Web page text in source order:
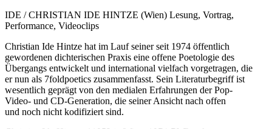
IDE / CHRISTIAN IDE HINTZE (Wien) Lesung, Vortrag,
Performance, Videoclips
Christian Ide Hintze hat im Lauf seiner seit 1974 öffentlich
gewordenen dichterischen Praxis eine offene Poetologie des
Übergangs entwickelt und international vielfach vorgetragen, die
er nun als 7foldpoetics zusammenfasst. Sein Literaturbegriff ist
wesentlich geprägt von den medialen Erfahrungen der Pop-
Video- und CD-Generation, die seiner Ansicht nach offen
und noch nicht kodifiziert sind.